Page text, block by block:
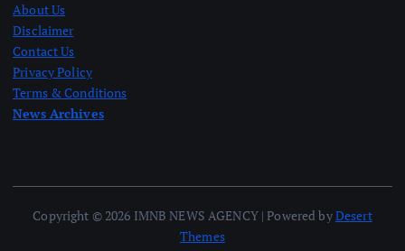
About Us
Disclaimer
Contact Us
Privacy Policy
Terms & Conditions
News Archives
Copyright © 2026 IMNB NEWS AGENCY | Powered byDesert
Themes